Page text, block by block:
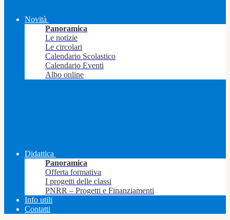
Novità
Panoramica
Le notizie
Le circolari
Calendario Scolastico
Calendario Eventi
Albo online
Didattica
Panoramica
Offerta formativa
I progetti delle classi
PNRR – Progetti e Finanziamenti
Info utili
Contatti